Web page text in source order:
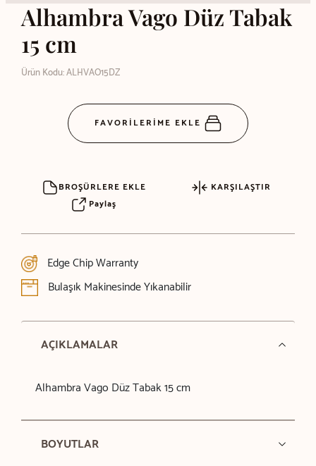
Alhambra Vago Düz Tabak
15 cm
Ürün Kodu: ALHVAO15DZ
FAVORİLERİME EKLE
BROŞÜRLERE EKLE
KARŞILAŞTIR
Paylaş
Edge Chip Warranty
Bulaşık Makinesinde Yıkanabilir
AÇIKLAMALAR
Alhambra Vago Düz Tabak 15 cm
BOYUTLAR